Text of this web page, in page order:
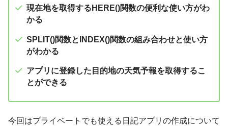
現在地を取得するHERE()関数の便利な使い方がわ
かる
SPLIT()関数とINDEX()関数の組み合わせと使い方
がわかる
アプリに登録した目的地の天気予報を取得するこ
とができる
今回はプライベートでも使える日記アプリの作成について